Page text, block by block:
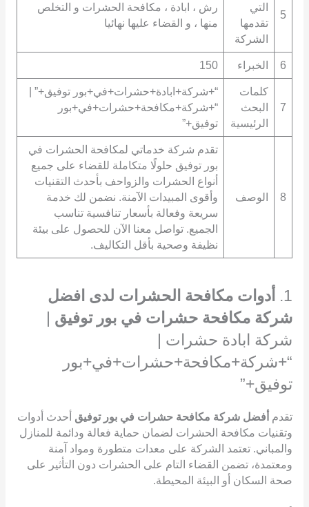
5
التي
تقدمها
الشركة
رش ، ابادة ، مكافحة الحشرات و التخلص
منها ، و القضاء عليها نهائيا
6 الخبراء 150
7
كلمات
البحث
الرئيسية
“+شركة+ابادة+حشرات+في+بور توفيق+” |
“+شركة+مكافحة+حشرات+في+بور
توفيق+”
8 الوصف
تقدم شركة خدماتي لمكافحة الحشرات في
بور توفيق حلولًا متكاملة للقضاء على جميع
أنواع الحشرات والزواحف بأحدث التقنيات
وأقوى المبيدات الآمنة. نضمن لك خدمة
سريعة وفعالة بأسعار تنافسية تناسب
الجميع. تواصل معنا الآن للحصول على بيئة
نظيفة وصحية بأقل التكاليف.
1.
أدوات مكافحة الحشرات لدى افضل
شركة مكافحة حشرات في بور توفيق
شركة ابادة حشرات |
“+شركة+مكافحة+حشرات+في+بور
توفيق+”
تقدم أفضل شركة مكافحة حشرات في بور توفيق أحدث أدوات
وتقنيات مكافحة الحشرات لضمان حماية فعالة ودائمة للمنازل
والمباني. تعتمد الشركة على معدات متطورة ومواد آمنة
ومعتمدة، تضمن القضاء التام على الحشرات دون التأثير على
صحة السكان أو البيئة المحيطة.